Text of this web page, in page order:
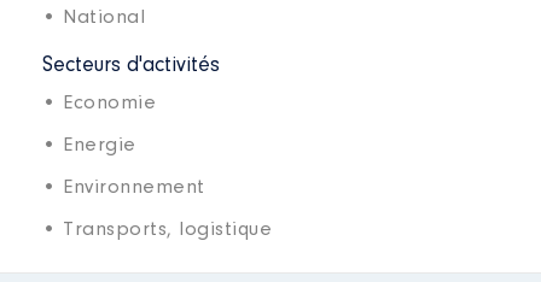
• National
Secteurs d'activités
• Economie
• Energie
• Environnement
• Transports, logistique